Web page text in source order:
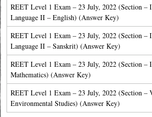
REET Level 1 Exam –23 July, 2022(Section –
Language II – English) (Answer Key)
REET Level 1 Exam –23 July, 2022(Section –
Language II – Sanskrit) (Answer Key)
REET Level 1 Exam –23 July, 2022(Section –
Mathematics) (Answer Key)
REET Level 1 Exam –23 July, 2022(Section –
Environmental Studies) (Answer Key)